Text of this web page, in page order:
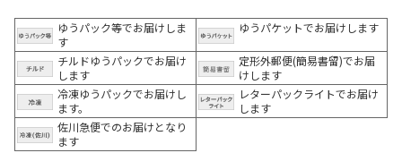
ゆうパック等でお届けしま
す
ゆうパケットでお届けします
チルドゆうパックでお届け
します
定形外郵便(簡易書留)でお届
けします
冷凍ゆうパックでお届けし
ます。
レターパックライトでお届け
します
佐川急便でのお届けとなり
ます